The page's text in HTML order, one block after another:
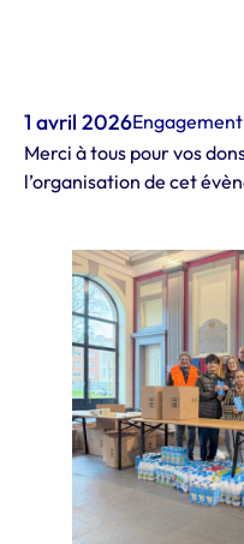
1 avril 2026
Merci à tous pour vos
l’organisation de cet